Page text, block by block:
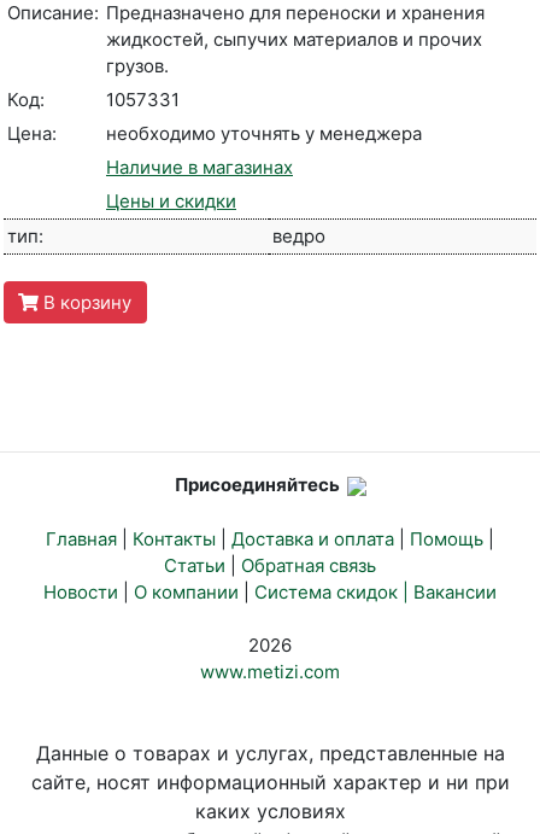
Описание: Предназначено для переноски и хранения
жидкостей, сыпучих материалов и прочих
грузов.
Код:
1057331
Цена:
необходимо уточнять у менеджера
Наличие в магазинах
Цены и скидки
тип:
ведро
В корзину
Присоединяйтесь
Главная Контакты Доставка и оплата Помощь
Статьи
Обратная связь
Новости
О компании Система скидок | Вакансии
2026
www.metizi.com
Данные о товарах и услугах, представленные на
сайте, носят информационный характер и ни при
каких условиях